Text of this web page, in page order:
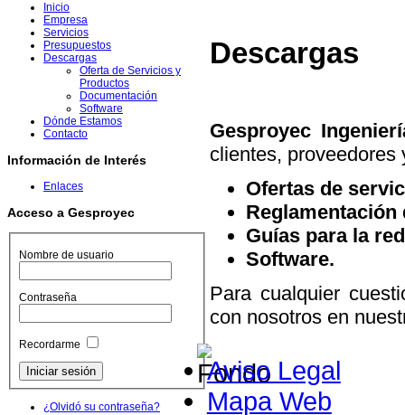
Inicio
Empresa
Servicios
Presupuestos
Descargas
Oferta de Servicios y
Productos
Documentación
Software
Dónde Estamos
Contacto
Información de Interés
Enlaces
Acceso a Gesproyec
Nombre de usuario
Contraseña
Recordarme
¿Olvidó su contraseña?
Descargas
Gesproyec
clientes, proveedores
Ofertas de
Reglamentación
Guías para la
Software.
Para cualquier
con nosotros en
Aviso Legal
Mapa Web